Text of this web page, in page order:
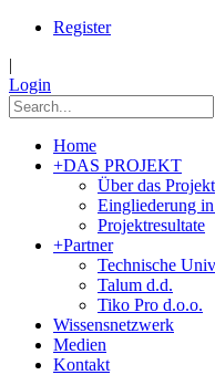
Register
|
Login
Home
+DAS PROJEKT
Über das Projekt
Eingliederung
Projektresultate
+Partner
Technische
Talum d.d.
Tiko Pro d.o.o.
Wissensnetzwerk
Medien
Kontakt